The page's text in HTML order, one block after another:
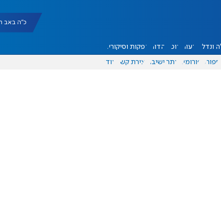
כ"ה באב תשפ"ו
ונדל"ן דעות אוכל יהדות הפקות וסיקורים
ספורט פורומים אתר ישיבה יצירת קשר עוד